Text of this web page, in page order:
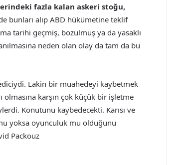
fazla kalan askeri stoğu,
bunları alıp ABD hükümetine teklif
tarihi geçmiş, bozulmuş ya da yasaklı
neden olan olay da tam da bu
Lakin bir muahedeyi kaybetmek
karşın çok küçük bir işletme
Konutunu kaybedecekti. Karısı ve
yoksa oyunculuk mu olduğunu
Packouz